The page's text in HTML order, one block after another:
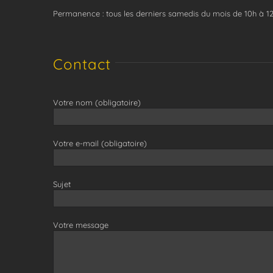
Permanence : tous les derniers samedis du mois de 10h à
Contact
Votre nom (obligatoire)
Votre e-mail (obligatoire)
Sujet
Votre message